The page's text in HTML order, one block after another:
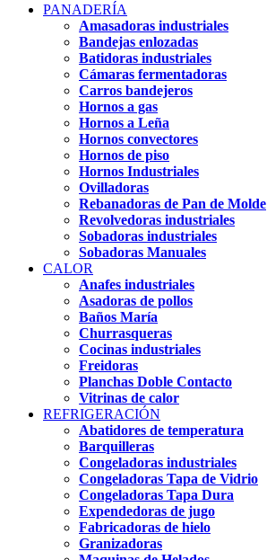
PANADERÍA
Amasadoras industriales
Bandejas enlozadas
Batidoras industriales
Cámaras fermentadoras
Carros bandejeros
Hornos a gas
Hornos a Leña
Hornos convectores
Hornos de piso
Hornos Industriales
Ovilladoras
Rebanadoras de Pan de Molde
Revolvedoras industriales
Sobadoras industriales
Sobadoras Manuales
CALOR
Anafes industriales
Asadoras de pollos
Baños María
Churrasqueras
Cocinas industriales
Freidoras
Planchas Doble Contacto
Vitrinas de calor
REFRIGERACIÓN
Abatidores de temperatura
Barquilleras
Congeladoras industriales
Congeladoras Tapa de Vidrio
Congeladoras Tapa Dura
Expendedoras de jugo
Fabricadoras de hielo
Granizadoras